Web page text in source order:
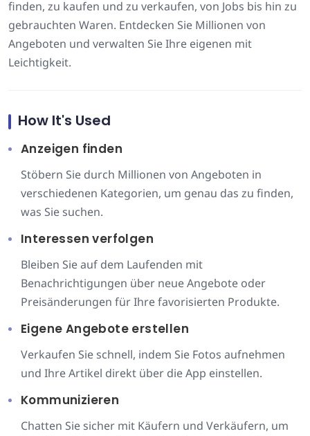
finden, zu kaufen und zu verkaufen, von Jobs bis hin zu
gebrauchten Waren. Entdecken Sie Millionen von
Angeboten und verwalten Sie Ihre eigenen mit
Leichtigkeit.
How It's Used
Anzeigen finden
Stöbern Sie durch Millionen von Angeboten in
verschiedenen Kategorien, um genau das zu finden,
was Sie suchen.
Interessen verfolgen
Bleiben Sie auf dem Laufenden mit
Benachrichtigungen über neue Angebote oder
Preisänderungen für Ihre favorisierten Produkte.
Eigene Angebote erstellen
Verkaufen Sie schnell, indem Sie Fotos aufnehmen
und Ihre Artikel direkt über die App einstellen.
Kommunizieren
Chatten Sie sicher mit Käufern und Verkäufern, um